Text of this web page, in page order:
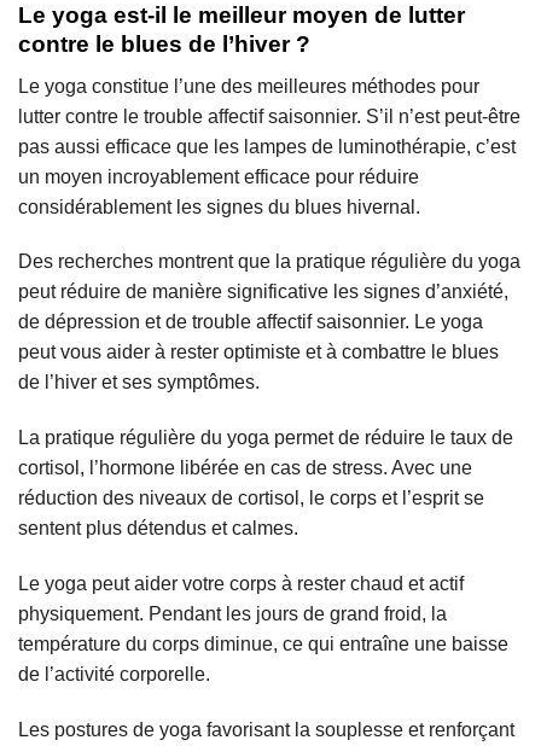
Le yoga est-il le meilleur moyen de lutter
contre le blues de l’hiver ?
Le yoga constitue l’une des meilleures méthodes pour
lutter contre le trouble affectif saisonnier. S’il n’est peut-être
pas aussi efficace que les lampes de luminothérapie, c’est
un moyen incroyablement efficace pour réduire
considérablement les signes du blues hivernal.
Des recherches montrent que la pratique régulière du yoga
peut réduire de manière significative les signes d’anxiété,
de dépression et de trouble affectif saisonnier. Le yoga
peut vous aider à rester optimiste et à combattre le blues
de l’hiver et ses symptômes.
La pratique régulière du yoga permet de réduire le taux de
cortisol, l’hormone libérée en cas de stress. Avec une
réduction des niveaux de cortisol, le corps et l’esprit se
sentent plus détendus et calmes.
Le yoga peut aider votre corps à rester chaud et actif
physiquement. Pendant les jours de grand froid, la
température du corps diminue, ce qui entraîne une baisse
de l’activité corporelle.
Les postures de yoga favorisant la souplesse et renforçant